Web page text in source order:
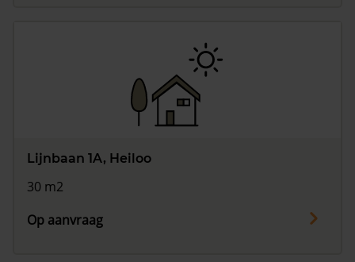
Lijnbaan 1A, Heiloo
30 m2
Op aanvraag